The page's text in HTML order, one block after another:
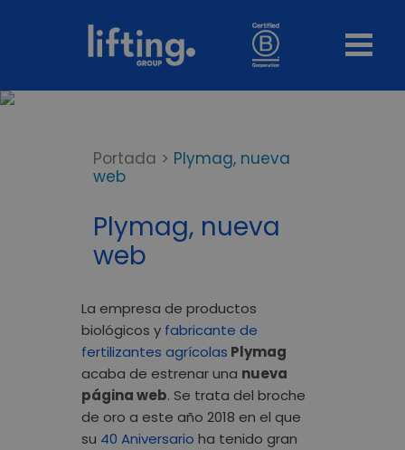
Portada > Plymag, nueva
web
Plymag, nueva
web
La empresa de productos
biológicos y fabricante de
fertilizantes agrícolas Plymag
acaba de estrenar una nueva
página web. Se trata del broche
de oro a este año 2018 en el que
su 40 Aniversario ha tenido gran